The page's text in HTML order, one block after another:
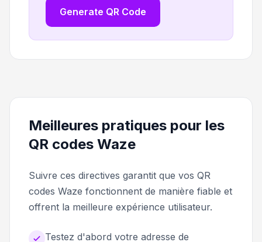
Generate QR Code
Meilleures pratiques pour les
QR codes Waze
Suivre ces directives garantit que vos QR
codes Waze fonctionnent de manière fiable et
offrent la meilleure expérience utilisateur.
Testez d'abord votre adresse de